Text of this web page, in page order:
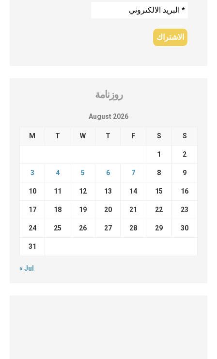
روزنامة
August 2026
M T W T F S S
1 2
3 4 5 6 7 8 9
10 11 12 13 14 15 16
17 18 19 20 21 22 23
24 25 26 27 28 29 30
31
« Jul